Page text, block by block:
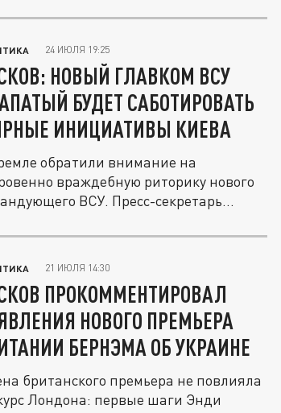
24 ИЮЛЯ 19:25
НОВЫЙ ГЛАВКОМ ВСУ
БУДЕТ САБОТИРОВАТЬ
ИНИЦИАТИВЫ КИЕВА
обратили внимание на
враждебную риторику нового
ВСУ. Пресс-секретарь...
21 ИЮЛЯ 14:30
ПРОКОММЕНТИРОВАЛ
НОВОГО ПРЕМЬЕРА
БЕРНЭМА ОБ УКРАИНЕ
британского премьера не повлияла
Лондона: первые шаги Энди